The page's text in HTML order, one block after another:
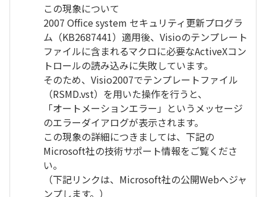
この現象について
2007 Office system セキュリティ更新プログラ
ム（KB2687441）適用後、Visioのテンプレート
ファイルに含まれるマクロに必要なActiveXコン
トロールの読み込みに失敗しています。
そのため、Visio2007でテンプレートファイル
（RSMD.vst）を用いた操作を行うと、
「オートメーションエラー」というメッセージ
のエラーダイアログが表示されます。
この現象の詳細につきましては、下記の
Microsoft社の技術サポート情報をご覧くださ
い。
（下記リンクは、Microsoft社の公開Webへジャ
ンプします。）